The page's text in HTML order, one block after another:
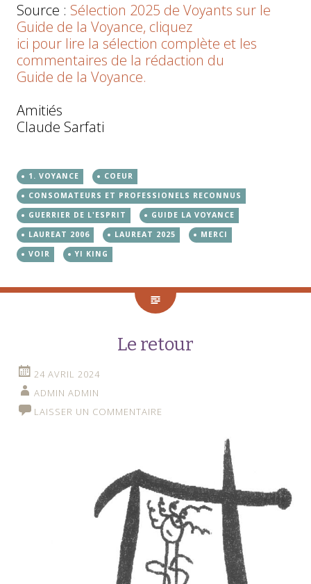
Source : Sélection 2025 de Voyants sur le
Guide de la Voyance, cliquez
ici pour lire la sélection complète et les
commentaires de la rédaction du
Guide de la Voyance.
Amitiés
Claude Sarfati
1. VOYANCE
COEUR
CONSOMATEURS ET PROFESSIONELS RECONNUS
GUERRIER DE L'ESPRIT
GUIDE LA VOYANCE
LAUREAT 2006
LAUREAT 2025
MERCI
VOIR
YI KING
Le retour
24 AVRIL 2024
ADMIN ADMIN
LAISSER UN COMMENTAIRE